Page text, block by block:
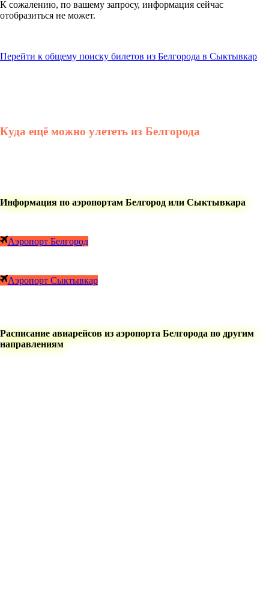
К сожалению, по вашему запросу, информация сейчас
отобразиться не может.
Перейти к общему поиску билетов из Белгорода в Сыктывкар
Куда ещё можно улететь из Белгорода
Информация по аэропортам Белгород или Сыктывкара
Аэропорт Белгород
Аэропорт Сыктывкар
Расписание авиарейсов из аэропорта Белгорода по другим
направлениям